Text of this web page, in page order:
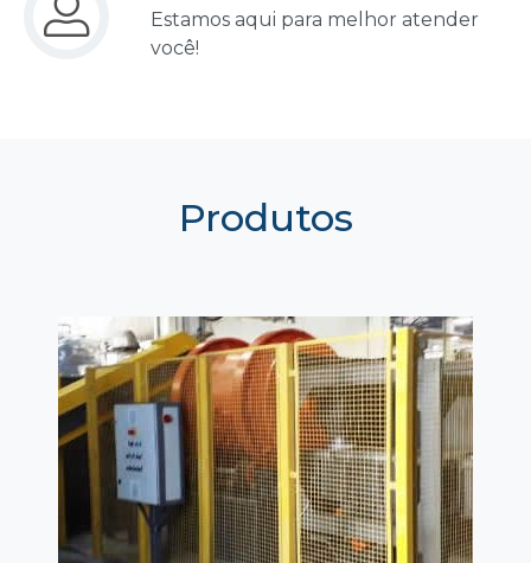
Estamos aqui para melhor atender
você!
Produtos